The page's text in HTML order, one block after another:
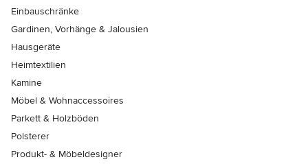
Einbauschränke
Gardinen, Vorhänge & Jalousien
Hausgeräte
Heimtextilien
Kamine
Möbel & Wohnaccessoires
Parkett & Holzböden
Polsterer
Produkt- & Möbeldesigner